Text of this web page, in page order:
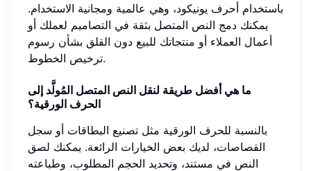
باستخدام أحرف يونيكود، وهي عالمية ومجانية الاستخدام.
يمكنك دمج النص المتصل بثقة في التصاميم لعملك أو
أعمال العملاء أو منتجاتك للبيع دون القلق بشأن رسوم
ترخيص الخطوط.
ما هي أفضل طريقة لنقل النص المتصل المُولَّد إلى
الحرف الورقية؟
بالنسبة للحرف الورقية مثل تصنيع البطاقات أو سجل
القصاصات، لديك بعض الخيارات الرائعة. يمكنك لصق
النص في مستند، وتحديد الحجم المطلوب، وطباعته